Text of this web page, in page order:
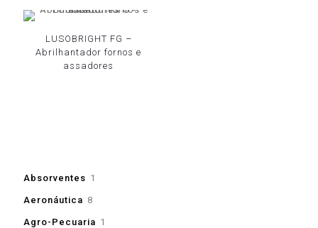
LUSOBRIGHT FG –
Abrilhantador fornos e
assadores
Absorventes 1
Aeronáutica 8
Agro-Pecuaria 1